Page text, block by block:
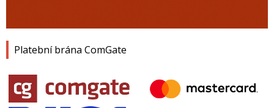
Platební brána ComGate